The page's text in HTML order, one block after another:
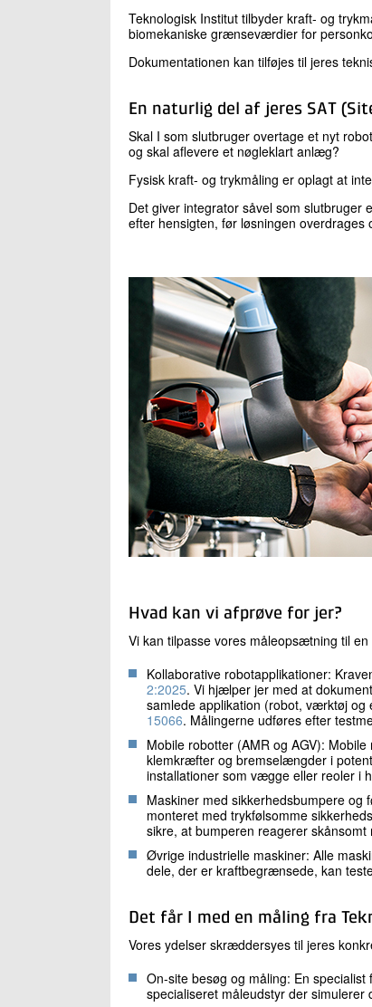
Teknologisk Institut tilbyder kraft- og
biomekaniske grænseværdier for
Dokumentationen kan tilføjes til jeres
En naturlig del af jeres SAT
Skal I som slutbruger overtage et nyt
og skal aflevere et nøgleklart anlæg?
Fysisk kraft- og trykmåling er oplagt at
Det giver integrator såvel som slutbruger
efter hensigten, før løsningen overdrages
Hvad kan vi afprøve for jer?
Vi kan tilpasse vores måleopsætning til
Kollaborative robotapplikationer:
2:2025. Vi hjælper jer med at
samlede applikation (robot, værktøj
15066. Målingerne udføres efter
Mobile robotter (AMR og AGV):
klemkræfter og bremselængder i
installationer som vægge eller reoler i
Maskiner med sikkerhedsbumpere og
monteret med trykfølsomme
sikre, at bumperen reagerer
Øvrige industrielle maskiner: Alle
dele, der er kraftbegrænsede, kan
Det får I med en måling fra
Vores ydelser skræddersyes til jeres
On-site besøg og måling: En
specialiseret måleudstyr der simulerer